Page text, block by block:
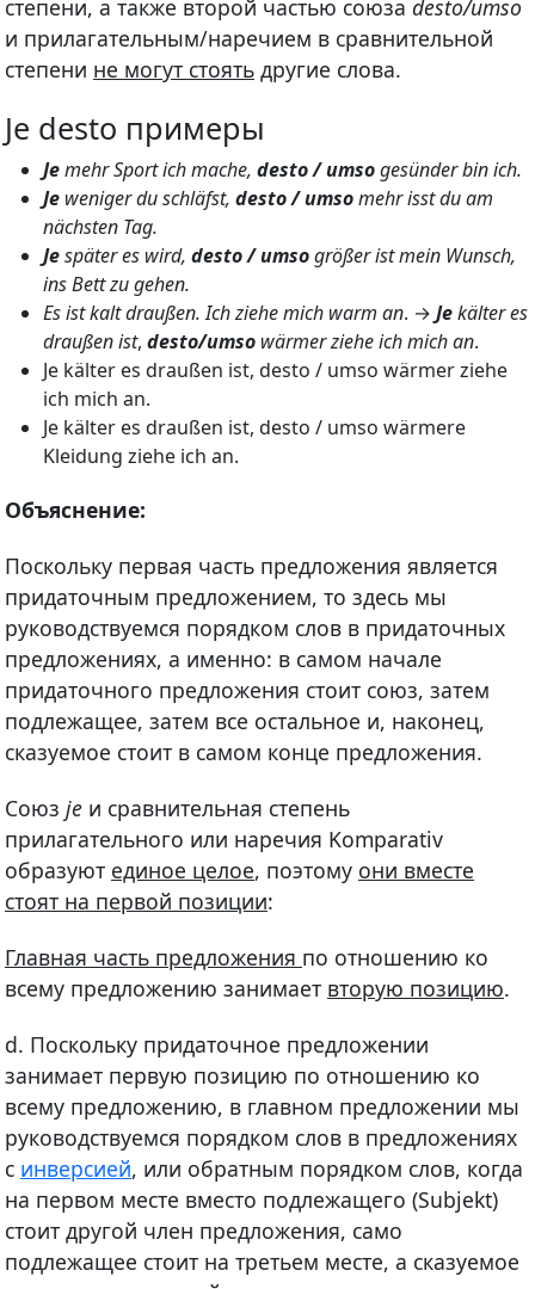
степени, а также второй частью союза desto/umso
и прилагательным/наречием в сравнительной
степени не могут стоять другие слова.
Je desto примеры
Jemehr Sport ich mache, desto / umsogesünder bin ich.
Je weniger du schläfst, desto / umsomehr isst du am
nächsten Tag.
Jespäter es wird, desto / umsogrößer ist mein Wunsch,
ins Bett zu gehen.
Es ist kalt draußen. Ich ziehe mich warm an. → Jekälter es
draußen ist, desto/umso wärmer ziehe ich mich an.
Je kälter es draußen ist, desto / umso wärmer ziehe
ich mich an.
Je kälter es draußen ist, desto / umso wärmere
Kleidung ziehe ich an.
Объяснение:
Поскольку первая часть предложения является
придаточным предложением, то здесь мы
руководствуемся порядком слов в придаточных
предложениях, а именно: в самом начале
придаточного предложения стоит союз, затем
подлежащее, затем все остальное и, наконец,
сказуемое стоит в самом конце предложения.
Союз je и сравнительная степень
прилагательного или наречия Komparativ
образуют единое целое, поэтому они вместе
стоят на первой позиции:
Главная часть предложения по отношению ко
всему предложению занимает вторую позицию.
d. Поскольку придаточное предложении
занимает первую позицию по отношению ко
всему предложению, в главном предложении мы
руководствуемся порядком слов в предложениях
с инверсией, или обратным порядком слов, когда
на первом месте вместо подлежащего (Subjekt)
стоит другой член предложения, само
подлежащее стоит на третьем месте, а сказуемое